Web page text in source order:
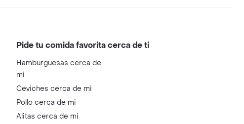
Pide tu comida favorita cerca de ti
Hamburguesas cerca de
mi
Ceviches cerca de mi
Pollo cerca de mi
Alitas cerca de mi